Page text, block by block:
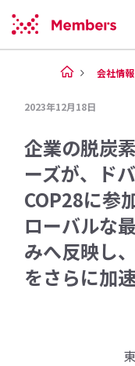
会社情報
2023年12月18日
企業の脱炭
ーズが、ド
COP28に参
ローバルな
みへ反映し
をさらに加